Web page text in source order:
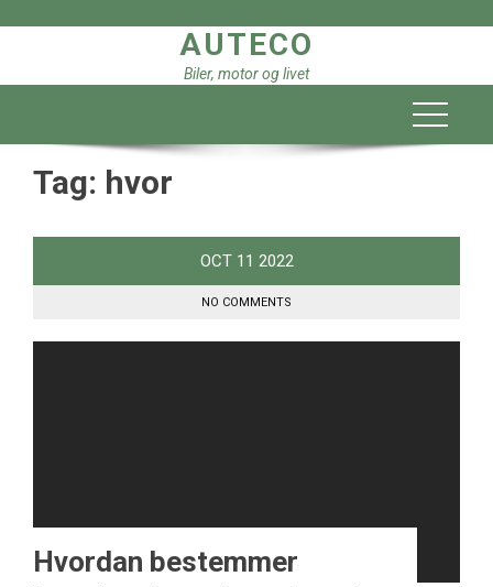
AUTECO
Biler, motor og livet
Tag: hvor
OCT 11 2022
NO COMMENTS
Hvordan bestemmer